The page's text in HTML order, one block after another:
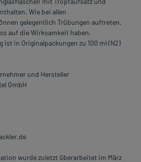
Wie bei allen
gelegentlich Trübungen auftreten,
auf die Wirksamkeit haben.
ist in Originalpackungen zu 100 ml (N2)
und Hersteller
GmbH
wurde zuletzt überarbeitet im März